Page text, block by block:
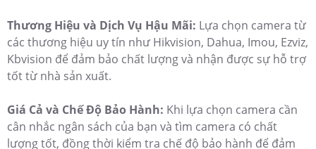
Thương Hiệu và Dịch Vụ Hậu Mãi: Lựa chọn camera từ
các thương hiệu uy tín như Hikvision, Dahua, Imou, Ezviz,
Kbvision để đảm bảo chất lượng và nhận được sự hỗ trợ
tốt từ nhà sản xuất.
Giá Cả và Chế Độ Bảo Hành: Khi lựa chọn camera cần
cân nhắc ngân sách của bạn và tìm camera có chất
lượng tốt, đồng thời kiểm tra chế độ bảo hành để đảm